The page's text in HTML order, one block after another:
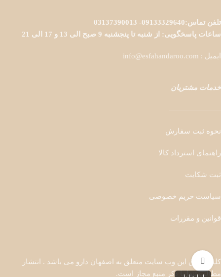
بزرگنمایی تصویر
تلفن تماس:09133329640- 03137390013
ساعات پاسخگویی: از شنبه تا پنجشنبه 9 صبح الی 13 و 17 الی 21
ایمیل : info@esfahandaroo.com
خدمات مشتریان
———————
نحوه ثبت سفارش
راهنمای استرداد کالا
ثبت شکایت
سیاست حریم خصوصی
قوانین و مقررات
کلیه حقوق این وب سایت متعلق به اصفهان دارو می باشد . انتشار
مطالب تنها با ذکر منبع مجاز است.